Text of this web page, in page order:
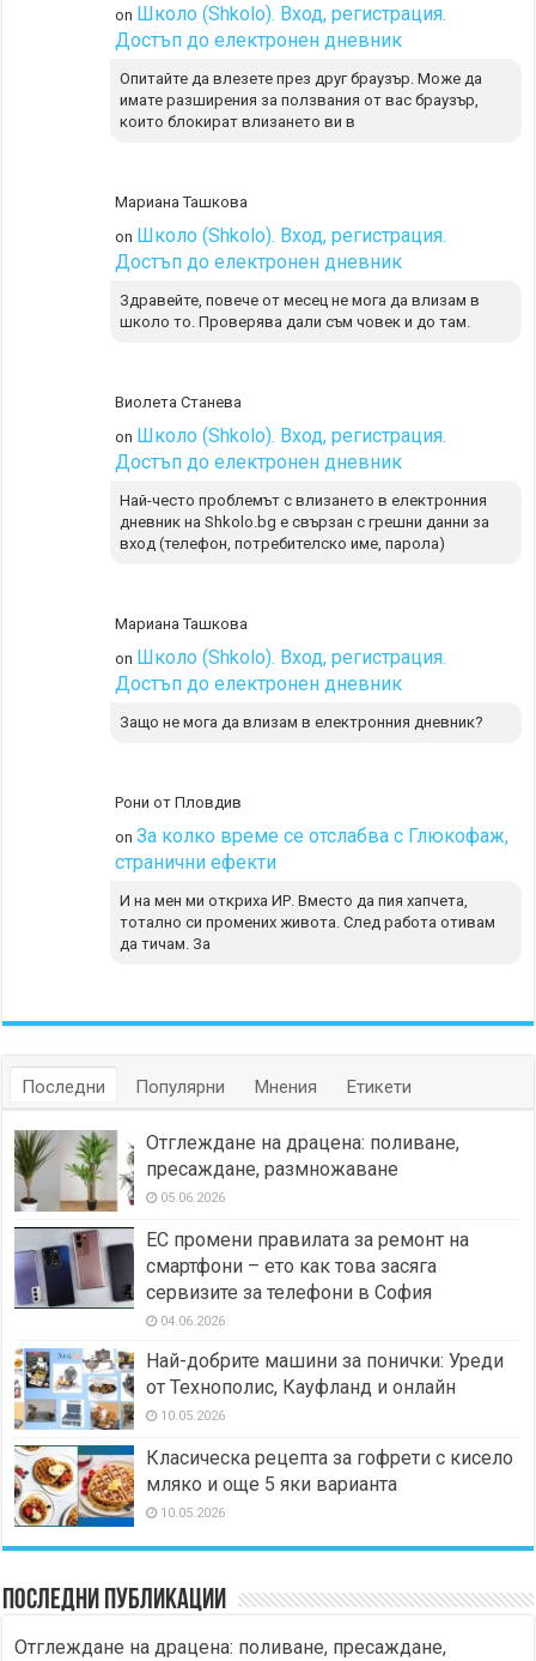
on Школо (Shkolo). Вход, регистрация.
Достъп до електронен дневник
Опитайте да влезете през друг браузър. Може да
имате разширения за ползвания от вас браузър,
които блокират влизането ви в
Мариана Ташкова
on Школо (Shkolo). Вход, регистрация.
Достъп до електронен дневник
Здравейте, повече от месец не мога да влизам в
школо то. Проверява дали съм човек и до там.
Виолета Станева
on Школо (Shkolo). Вход, регистрация.
Достъп до електронен дневник
Най-често проблемът с влизането в електронния
дневник на Shkolo.bg е свързан с грешни данни за
вход (телефон, потребителско име, парола)
Мариана Ташкова
on Школо (Shkolo). Вход, регистрация.
Достъп до електронен дневник
Защо не мога да влизам в електронния дневник?
Рони от Пловдив
onЗа колко време се отслабва с Глюкофаж,
странични ефекти
И на мен ми откриха ИР. Вместо да пия хапчета,
тотално си промених живота. След работа отивам
да тичам. За
Последни Популярни Мнения Етикети
Отглеждане на драцена: поливане,
пресаждане, размножаване
05.06.2026
ЕС промени правилата за ремонт на
смартфони – ето как това засяга
сервизите за телефони в София
04.06.2026
Най-добрите машини за понички: Уреди
от Технополис, Кауфланд и онлайн
10.05.2026
Класическа рецепта за гофрети с кисело
мляко и още 5 яки варианта
10.05.2026
Последни публикации
Отглеждане на драцена: поливане, пресаждане,